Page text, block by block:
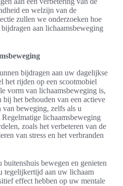
en welzijn van de
zullen we onderzoeken hoe
aan lichaamsbeweging
bijdragen aan uw dagelijkse
het rijden op een scootmobiel
vorm van lichaamsbeweging is,
bij het behouden van een actieve
beweging, zelfs als u
lichaamsbeweging
zoals het verbeteren van de
van stress en het verbranden
bewegen en genieten
tegelijkertijd aan uw lichaam
effect hebben op uw mentale